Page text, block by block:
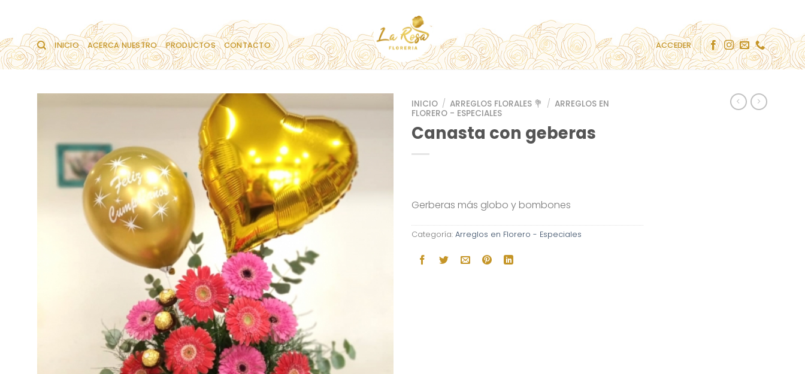
contenido
INICIO ACERCA NUESTRO PRODUCTOS CONTACTO ACCEDER
INICIO / ARREGLOS FLORALES 💐 / ARREGLOS EN
FLORERO - ESPECIALES
Canasta con geberas
Gerberas más globo y bombones
Categoría: Arreglos en Florero - Especiales